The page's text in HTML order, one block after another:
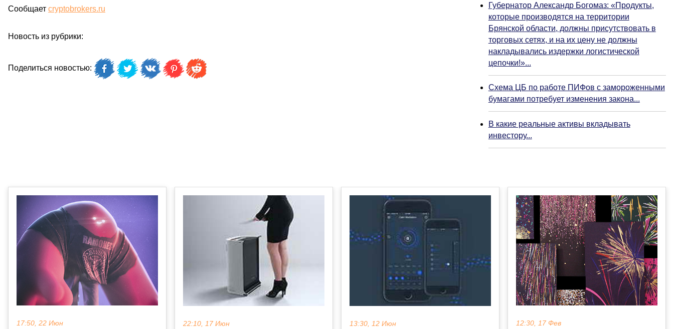
Сообщает cryptobrokers.ru
Новость из рубрики:
Поделиться новостью:
Губернатор Александр Богомаз: «Продукты,
которые производятся на территории
Брянской области, должны присутствовать в
торговых сетях, и на их цену не должны
накладывались издержки логистической
цепочки!»...
Схема ЦБ по работе ПИФов с замороженными
бумагами потребует изменения закона...
В какие реальные активы вкладывать
инвестору...
17:50, 22 Июн 22:10, 17 Июн 13:30, 12 Июн 12:30, 17 Фев